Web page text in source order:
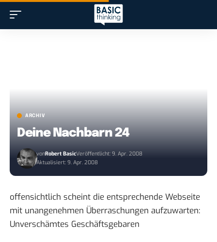
ARCHIV
Deine Nachbarn 24
vonRobert BasicVeröffentlicht: 9. Apr. 2008
Aktualisiert: 9. Apr. 2008
offensichtlich scheint die entsprechende Webseite
mit unangenehmen Überraschungen aufzuwarten:
Unverschämtes Geschäftsgebaren